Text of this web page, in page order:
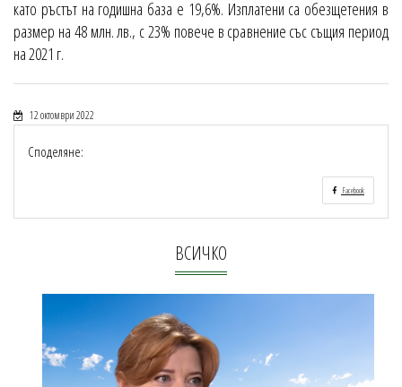
като ръстът на годишна база е 19,6%. Изплатени са обезщетения в
размер на 48 млн. лв., с 23% повече в сравнение със същия период
на 2021 г.
12 октомври 2022
Споделяне:
Facebook
ВСИЧКО